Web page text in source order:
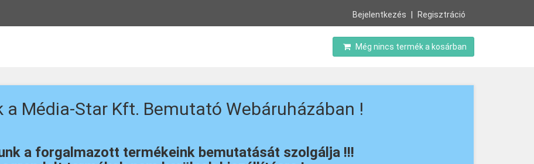
Bejelentkezés Regisztráció
Még nincs termék a kosárban
a Média-Star Kft. Bemutató Webáruházában !
a forgalmazott termékeink bemutatását szolgálja !!!